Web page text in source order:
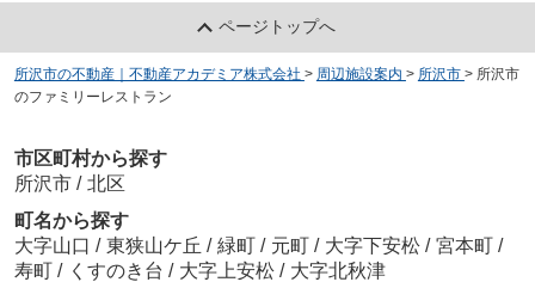
ページトップへ
所沢市の不動産｜不動産アカデミア株式会社 > 周辺施設案内 > 所沢市 > 所沢市
のファミリーレストラン
市区町村から探す
所沢市 / 北区
町名から探す
大字山口 / 東狭山ケ丘 / 緑町 / 元町 / 大字下安松 / 宮本町 /
寿町 / くすのき台 / 大字上安松 / 大字北秋津